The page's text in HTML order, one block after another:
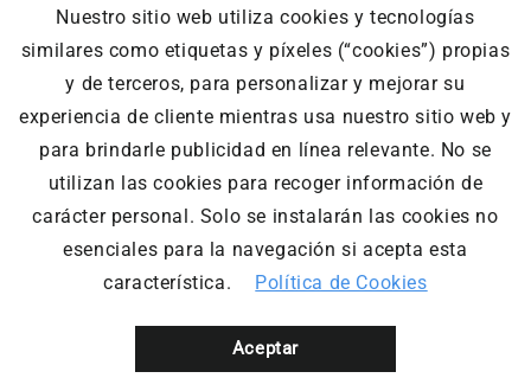
NOSOTROS
eventuales promociones, descuentos y plazos de pago
expuestos aquí son válidos sólo para compras vía internet.
Las fotos, textos y diseños aquí publicados son propiedad de
la marca. Se prohíbe el uso total o parcial sin autorización
Experts
Nuestro sitio web utiliza cookies y tecnologías
similares como etiquetas y píxeles (“cookies”) propias
y de terceros, para personalizar y mejorar su
experiencia de cliente mientras usa nuestro sitio web y
para brindarle publicidad en línea relevante. No se
utilizan las cookies para recoger información de
carácter personal. Solo se instalarán las cookies no
esenciales para la navegación si acepta esta
característica.
Política de Cookies
Aceptar